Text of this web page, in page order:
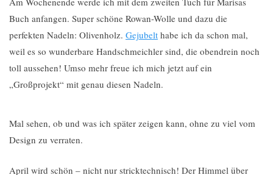
Buch anfangen. Super schöne Rowan-Wolle und dazu die
perfekten Nadeln: Olivenholz. Gejubelt habe ich da schon mal,
weil es so wunderbare Handschmeichler sind, die obendrein noch
toll aussehen! Umso mehr freue ich mich jetzt auf ein
„Großprojekt“ mit genau diesen Nadeln.
Mal sehen, ob und was ich später zeigen kann, ohne zu viel vom
Design zu verraten.
April wird schön – nicht nur stricktechnisch! Der Himmel über